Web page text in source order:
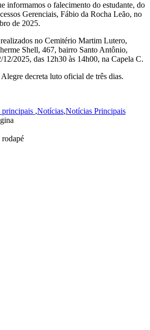
informamos o falecimento do estudante, do
Gerenciais, Fábio da Rocha Leão, no
de 2025.
no Cemitério Martim Lutero,
Shell, 467, bairro Santo Antônio,
2025, das 12h30 às 14h00, na Capela C.
decreta luto oficial de três dias.
,Notícias,Notícias Principais